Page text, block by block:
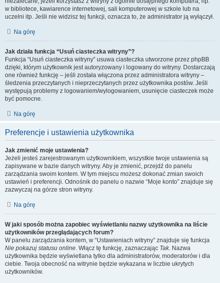
w bibliotece, kawiarence internetowej, sali komputerowej w szkole lub na
uczelni itp. Jeśli nie widzisz tej funkcji, oznacza to, że administrator ją wyłączył.
Na górę
Jak działa funkcja “Usuń ciasteczka witryny”?
Funkcja “Usuń ciasteczka witryny” usuwa ciasteczka utworzone przez phpBB
dzięki, którym użytkownik jest autoryzowany i logowany do witryny. Dostarczają
one również funkcję – jeśli została włączona przez administratora witryny –
śledzenia przeczytanych i nieprzeczytanych przez użytkownika postów. Jeśli
występują problemy z logowaniem/wylogowaniem, usunięcie ciasteczek może
być pomocne.
Na górę
Preferencje i ustawienia użytkownika
Jak zmienić moje ustawienia?
Jeżeli jesteś zarejestrowanym użytkownikiem, wszystkie twoje ustawienia są
zapisywane w bazie danych witryny. Aby je zmienić, przejdź do panelu
zarządzania swoim kontem. W tym miejscu możesz dokonać zmian swoich
ustawień i preferencji. Odnośnik do panelu o nazwie “Moje konto” znajduje się
zazwyczaj na górze stron witryny.
Na górę
W jaki sposób można zapobiec wyświetlaniu nazwy użytkownika na liście
użytkowników przeglądających forum?
W panelu zarządzania kontem, w “Ustawieniach witryny” znajduje się funkcja
Nie pokazuj statusu online. Włącz tę funkcję, zaznaczając Tak. Nazwa
użytkownika będzie wyświetlana tylko dla administratorów, moderatorów i dla
ciebie. Twoja obecność na witrynie będzie wykazana w liczbie ukrytych
użytkowników.